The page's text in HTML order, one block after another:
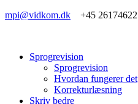
mpi@vidkom.dk +45 26174622
Sprogrevision
Sprogrevision
Hvordan fungerer det
Korrekturlæsning
Skriv bedre